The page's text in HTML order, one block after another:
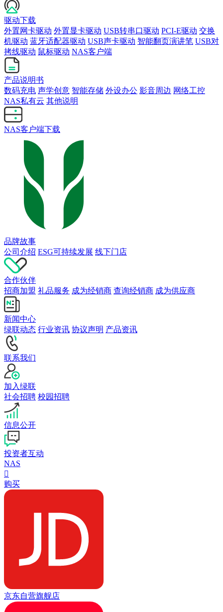
驱动下载
外置网卡驱动 外置显卡驱动 USB转串口驱动 PCI-E驱动 交换
机驱动 蓝牙适配器驱动 USB声卡驱动 智能翻页演讲笔 USB对
拷线驱动 鼠标驱动 NAS客户端
产品说明书
数码充电 声学创意 智能存储 外设办公 影音周边 网络工控
NAS私有云 其他说明
NAS客户端下载
品牌故事
公司介绍 ESG可持续发展 线下门店
合作伙伴
招商加盟 礼品服务 成为经销商 查询经销商 成为供应商
新闻中心
绿联动态 行业资讯 协议声明 产品资讯
联系我们
加入绿联
社会招聘 校园招聘
信息公开
投资者互动
NAS

购买
京东自营旗舰店